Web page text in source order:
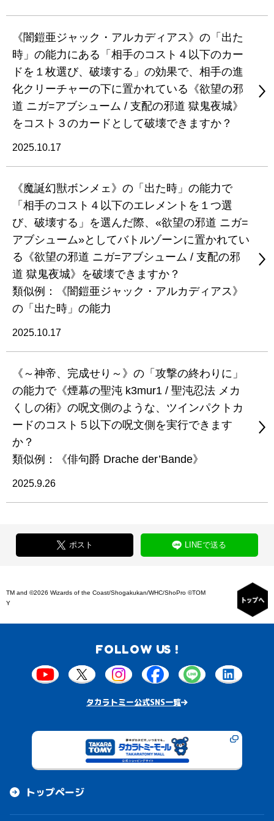
《闇鎧亜ジャック・アルカディアス》の「出た
時」の能力にある「相手のコスト４以下のカー
ドを１枚選び、破壊する」の効果で、相手の進
化クリーチャーの下に置かれている《欲望の邪
道 ニガ=アブシューム / 支配の邪道 獄鬼夜城》
をコスト３のカードとして破壊できますか？
2025.10.17
《魔誕幻獣ボンメェ》の「出た時」の能力で
「相手のコスト４以下のエレメントを１つ選
び、破壊する」を選んだ際、«欲望の邪道 ニガ=
アブシューム»としてバトルゾーンに置かれてい
る《欲望の邪道 ニガ=アブシューム / 支配の邪
道 獄鬼夜城》を破壊できますか？
類似例：《闇鎧亜ジャック・アルカディアス》
の「出た時」の能力
2025.10.17
《～神帝、完成せり～》の「攻撃の終わりに」
の能力で《煙幕の聖沌 k3mur1 / 聖沌忍法 メカ
くしの術》の呪文側のような、ツインパクトカ
ードのコスト５以下の呪文側を実行できます
か？
類似例：《俳句爵 Drache der’Bande》
2025.9.26
ポスト LINEで送る
TM and ©2026 Wizards of the Coast/Shogakukan/WHC/ShoPro ©TOM
Y
FOLLOW US !
タカラトミー公式SNS一覧
トップページ